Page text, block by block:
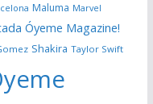
Maluma Marvel
Óyeme Magazine!
Shakira Taylor Swift